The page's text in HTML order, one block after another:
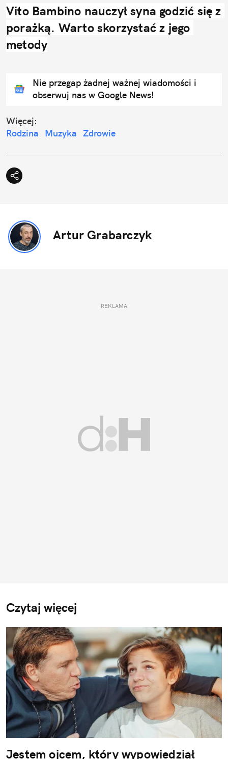
Vito Bambino nauczył syna godzić się z
porażką. Warto skorzystać z jego
metody
Nie przegap żadnej ważnej wiadomości i
obserwuj nas w Google News!
Więcej:
Rodzina
Muzyka Zdrowie
Artur Grabarczyk
REKLAMA
Czytaj więcej
Jestem ojcem, który wypowiedział